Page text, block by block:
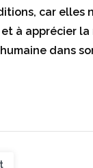
car elles
à apprécier la
dans